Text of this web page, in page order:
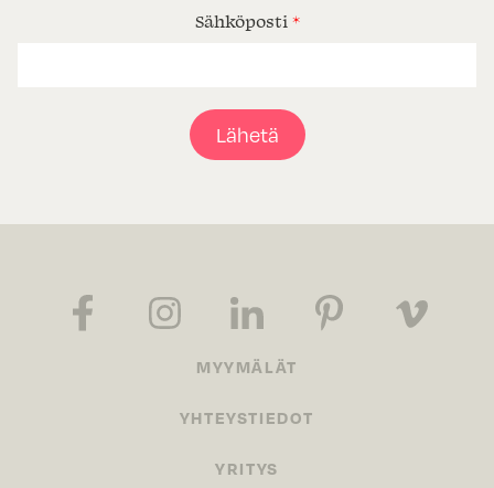
Sähköposti *
Lähetä
MYYMÄLÄT
YHTEYSTIEDOT
YRITYS